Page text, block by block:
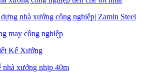
nhà xưởng công nghiệp| Zamin Steel
Kế Xưởng
nhà xưởng nhịp 40m